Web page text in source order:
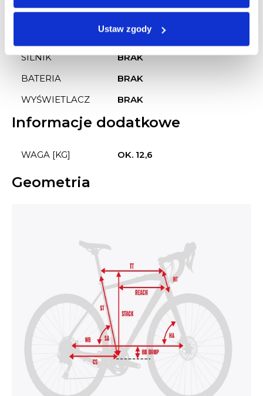
Ustaw zgody
System e-bike
SILNIK
BRAK
BATERIA
BRAK
WYŚWIETLACZ
BRAK
Informacje dodatkowe
WAGA [KG] OK. 12,6
Geometria